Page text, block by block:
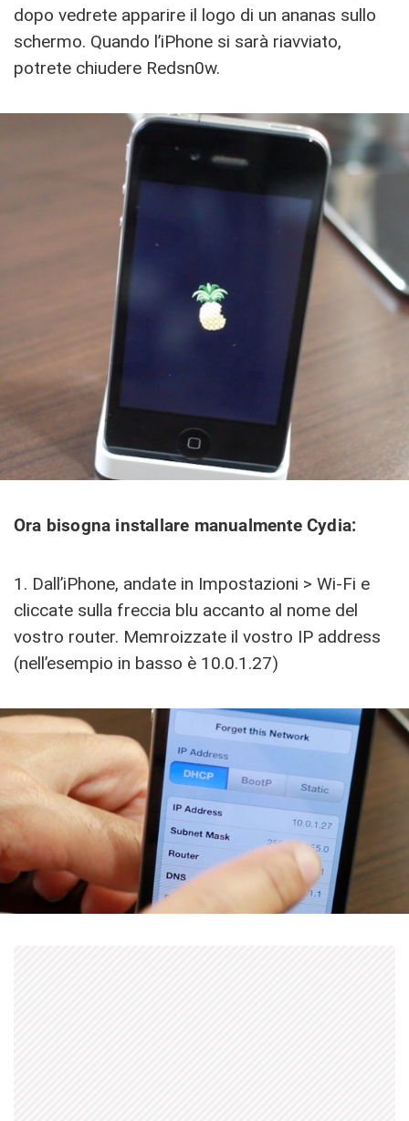
dopo vedrete apparire il logo di un ananas sullo
schermo. Quando l’iPhone si sarà riavviato,
potrete chiudere Redsn0w.
Ora bisogna installare manualmente Cydia:
1. Dall’iPhone, andate in Impostazioni > Wi-Fi e
cliccate sulla freccia blu accanto al nome del
vostro router. Memroizzate il vostro IP address
(nell’esempio in basso è 10.0.1.27)